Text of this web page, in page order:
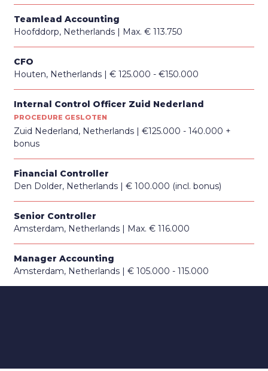
Teamlead Accounting
Hoofddorp, Netherlands
Max. € 113.750
CFO
Houten, Netherlands
€ 125.000 - €150.000
Internal Control Officer Zuid Nederland
PROCEDURE GESLOTEN
Zuid Nederland, Netherlands
€125.000 - 140.000 +
bonus
Financial Controller
Den Dolder, Netherlands
€ 100.000 (incl. bonus)
Senior Controller
Amsterdam, Netherlands
Max. € 116.000
Manager Accounting
Amsterdam, Netherlands
€ 105.000 - 115.000